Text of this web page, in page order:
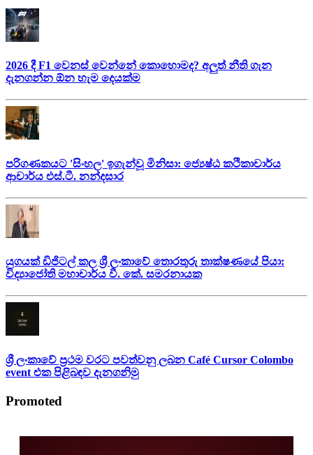
2026 දී F1 වෙනස් වෙන්නේ කොහොමද? අලුත් නීති ගැන
දැනගන්න ඕන හැම දෙයක්ම
පරිගණකයට 'සිංහල' ඉගැන්වූ මිනිසා: ජ්‍යෙෂ්ඨ කථිකාචාර්ය
ආචාර්ය එස්.ටී. නන්දසාර
යුගයක් ඩිජිටල් කල ශ්‍රී ලංකාවේ තොරතුරු තාක්ෂණයේ පියා:
විද්‍යාජෝති මහාචාර්ය වී. කේ. සමරනායක
ශ්‍රී ලංකාවේ ප්‍රථම වරට පවත්වනු ලබන Café Cursor Colombo
event එක පිළිබඳව දැනගනිමු
Promoted